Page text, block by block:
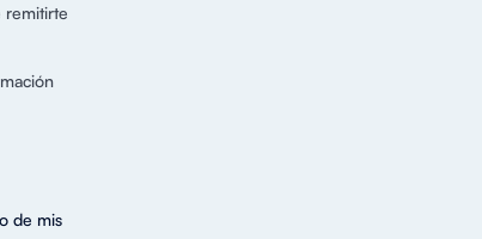
remitirte
de mis